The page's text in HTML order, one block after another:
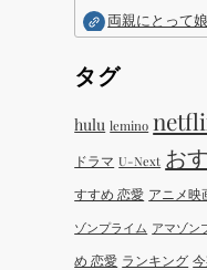
両親にとって
タグ
hulu lemino
ドラマ U-Next お
すすめ 恋愛 アニメ映
ゾンプライム アマゾン
め 恋愛 ランキング